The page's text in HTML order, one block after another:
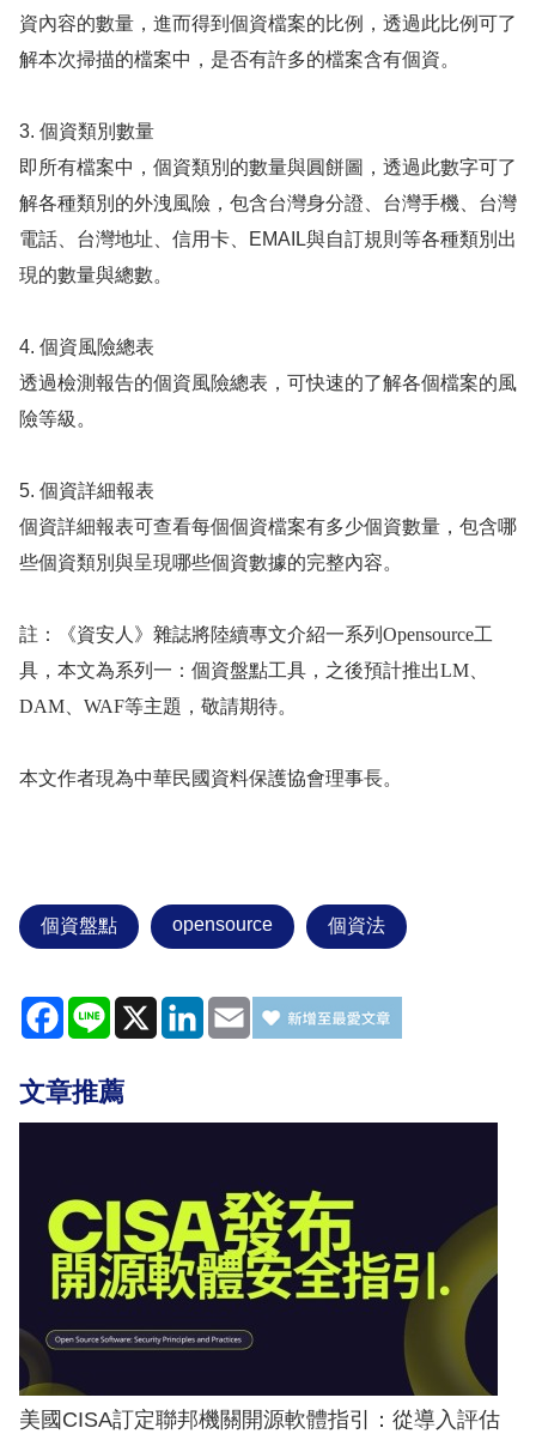
資內容的數量，進而得到個資檔案的比例，透過此比例可了
解本次掃描的檔案中，是否有許多的檔案含有個資。
3. 個資類別數量
即所有檔案中，個資類別的數量與圓餅圖，透過此數字可了
解各種類別的外洩風險，包含台灣身分證、台灣手機、台灣
電話、台灣地址、信用卡、EMAIL與自訂規則等各種類別出
現的數量與總數。
4. 個資風險總表
透過檢測報告的個資風險總表，可快速的了解各個檔案的風
險等級。
5. 個資詳細報表
個資詳細報表可查看每個個資檔案有多少個資數量，包含哪
些個資類別與呈現哪些個資數據的完整內容。
註：《資安人》雜誌將陸續專文介紹一系列 Opensource工
具，本文為系列一：個資盤點工具，之後預計推出LM、
DAM、 WAF等主題，敬請期待。
本文作者現為中華民國資料保護協會理事長。
個資盤點 opensource 個資法
Facebook
Line X LinkedIn
Email
文章推薦
美國CISA訂定聯邦機關開源軟體指引：從導入評估